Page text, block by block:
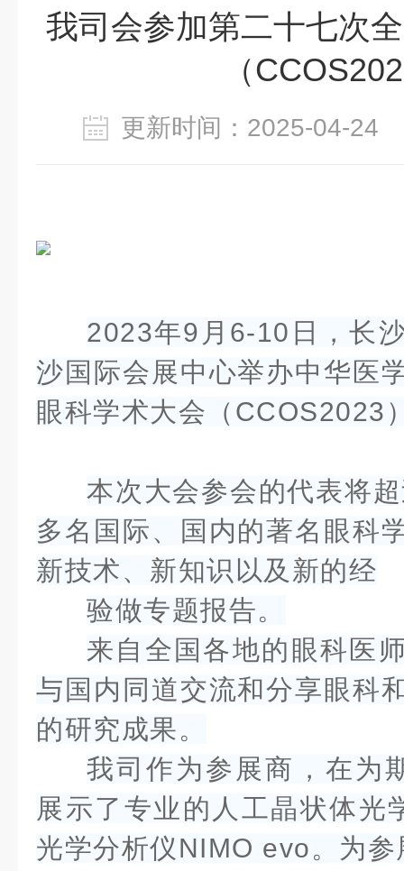
我司会参加第二十七次
（
更新时间：2025-04-
2023年9月6-10日，长
沙国际会展中心举办中华医
眼科学术大会 （CCOS2023
本次大会参会的代表将
多名国际、国内的著名眼科
新技术、新知识以及新的经
验做专题报告。
来自全国各地的眼科医
与国内同道交流和分享眼科
的研究成果。
我司作为参展商，在为
展示了专业的人工晶状体光
光学分析仪NIMO evo。为参